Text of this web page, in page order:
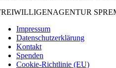
Impressum
Datenschutzerklärung
Kontakt
Spenden
Cookie-Richtlinie (EU)